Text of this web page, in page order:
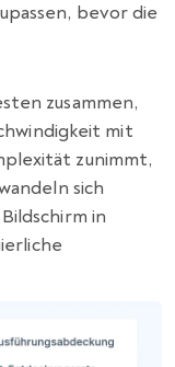
bevor die
zusammen,
mit
zunimmt,
sich
in